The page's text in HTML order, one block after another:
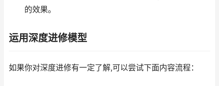
的效果。
运用深度进修模型
如果你对深度进修有一定了解,可以尝试下面内容流程：